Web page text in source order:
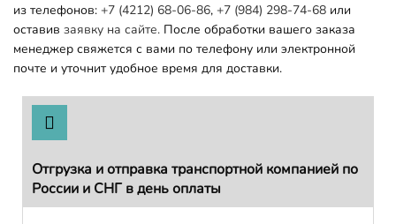
из телефонов: +7 (4212) 68-06-86, +7 (984) 298-74-68 или
оставив заявку на сайте. После обработки вашего заказа
менеджер свяжется с вами по телефону или электронной
почте и уточнит удобное время для доставки.
Отгрузка и отправка транспортной компанией по
России и СНГ в день оплаты